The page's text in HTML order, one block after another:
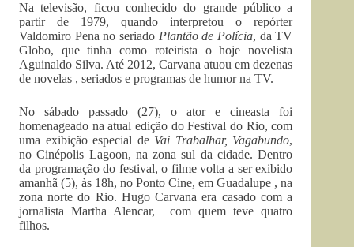
Na televisão, ficou conhecido do grande público a
partir de 1979, quando interpretou o repórter
Valdomiro Pena no seriado Plantão de Polícia, da TV
Globo, que tinha como roteirista o hoje novelista
Aguinaldo Silva. Até 2012, Carvana atuou em dezenas
de novelas , seriados e programas de humor na TV.
No sábado passado (27), o ator e cineasta foi
homenageado na atual edição do Festival do Rio, com
uma exibição especial de Vai Trabalhar, Vagabundo,
no Cinépolis Lagoon, na zona sul da cidade. Dentro
da programação do festival, o filme volta a ser exibido
amanhã (5), às 18h, no Ponto Cine, em Guadalupe , na
zona norte do Rio. Hugo Carvana era casado com a
jornalista Martha Alencar, com quem teve quatro
filhos.